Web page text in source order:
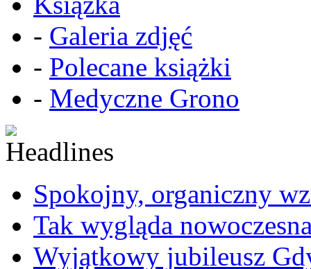
- Galeria zdjęć
- Polecane książki
- Medyczne Grono
Spokojny, organiczny
Tak wygląda
Wyjątkowy jubileusz